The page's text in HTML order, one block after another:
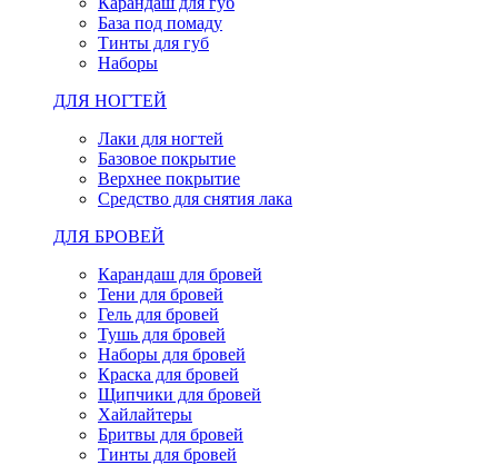
База под помаду
Тинты для губ
Наборы
ДЛЯ НОГТЕЙ
Лаки для ногтей
Базовое покрытие
Верхнее покрытие
Средство для снятия лака
ДЛЯ БРОВЕЙ
Карандаш для бровей
Тени для бровей
Гель для бровей
Тушь для бровей
Наборы для бровей
Краска для бровей
Щипчики для бровей
Хайлайтеры
Бритвы для бровей
Тинты для бровей